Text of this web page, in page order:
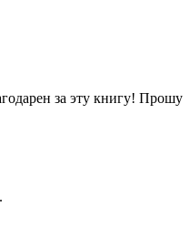
за эту книгу! Прошу